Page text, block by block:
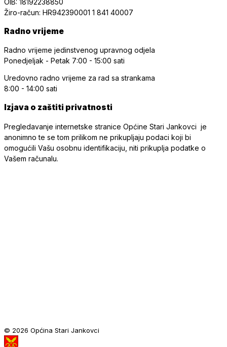
Žiro-račun: HR942390001 1 841 40007
Radno vrijeme
Radno vrijeme jedinstvenog upravnog odjela
Ponedjeljak - Petak 7:00 - 15:00 sati
Uredovno radno vrijeme za rad sa strankama
8:00 - 14:00 sati
Izjava o zaštiti privatnosti
Pregledavanje internetske stranice Općine Stari Jankovci je
anonimno te se tom prilikom ne prikupljaju podaci koji bi
omogućili Vašu osobnu identifikaciju, niti prikuplja podatke o
Vašem računalu.
© 2026 Općina Stari Jankovci